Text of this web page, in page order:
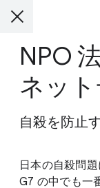
NPO
ネッ
自殺を防止
日本の自殺問
G7 の中でも一